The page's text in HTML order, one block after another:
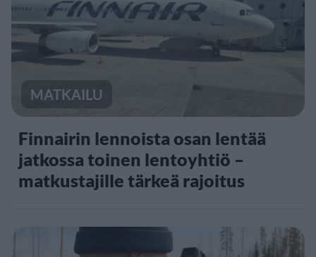
MATKAILU
Finnairin lennoista osan lentää
jatkossa toinen lentoyhtiö –
matkustajille tärkeä rajoitus